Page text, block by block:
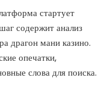
стартует
содержит анализ
драгон мани казино.
опечатки,
слова для поиска.